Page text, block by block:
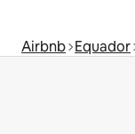
Airbnb Equador